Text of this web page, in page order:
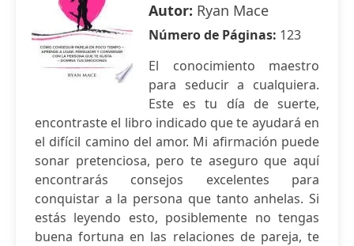
Autor: Ryan Mace
Número de Páginas: 123
El conocimiento maestro
para seducir a cualquiera.
Este es tu día de suerte,
encontraste el libro indicado que te ayudará en
el difícil camino del amor. Mi afirmación puede
sonar pretenciosa, pero te aseguro que aquí
encontrarás consejos excelentes para
conquistar a la persona que tanto anhelas. Si
estás leyendo esto, posiblemente no tengas
buena fortuna en las relaciones de pareja, te